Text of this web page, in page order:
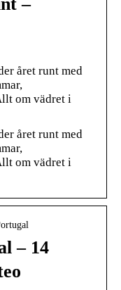
året runt med
om vädret i
året runt med
om vädret i
– 14